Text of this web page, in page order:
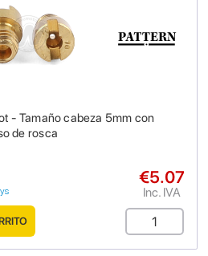
- Tamaño cabeza 5mm con
de rosca
€5.07
Inc. IVA